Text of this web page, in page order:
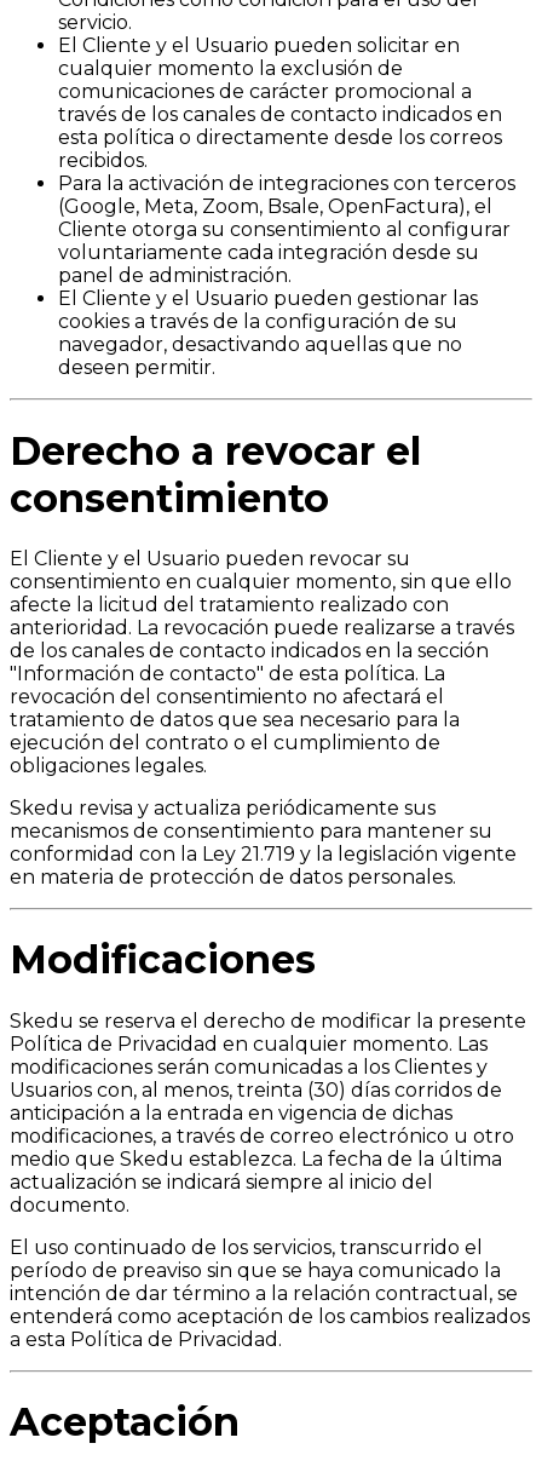
servicio.
El Cliente y el Usuario pueden solicitar en
cualquier momento la exclusión de
comunicaciones de carácter promocional a
través de los canales de contacto indicados en
esta política o directamente desde los correos
recibidos.
Para la activación de integraciones con terceros
(Google, Meta, Zoom, Bsale, OpenFactura), el
Cliente otorga su consentimiento al configurar
voluntariamente cada integración desde su
panel de administración.
El Cliente y el Usuario pueden gestionar las
cookies a través de la configuración de su
navegador, desactivando aquellas que no
deseen permitir.
Derecho a revocar el
consentimiento
El Cliente y el Usuario pueden revocar su
consentimiento en cualquier momento, sin que ello
afecte la licitud del tratamiento realizado con
anterioridad. La revocación puede realizarse a través
de los canales de contacto indicados en la sección
"Información de contacto" de esta política. La
revocación del consentimiento no afectará el
tratamiento de datos que sea necesario para la
ejecución del contrato o el cumplimiento de
obligaciones legales.
Skedu revisa y actualiza periódicamente sus
mecanismos de consentimiento para mantener su
conformidad con la Ley 21.719 y la legislación vigente
en materia de protección de datos personales.
Modificaciones
Skedu se reserva el derecho de modificar la presente
Política de Privacidad en cualquier momento. Las
modificaciones serán comunicadas a los Clientes y
Usuarios con, al menos, treinta (30) días corridos de
anticipación a la entrada en vigencia de dichas
modificaciones, a través de correo electrónico u otro
medio que Skedu establezca. La fecha de la última
actualización se indicará siempre al inicio del
documento.
El uso continuado de los servicios, transcurrido el
período de preaviso sin que se haya comunicado la
intención de dar término a la relación contractual, se
entenderá como aceptación de los cambios realizados
a esta Política de Privacidad.
Aceptación